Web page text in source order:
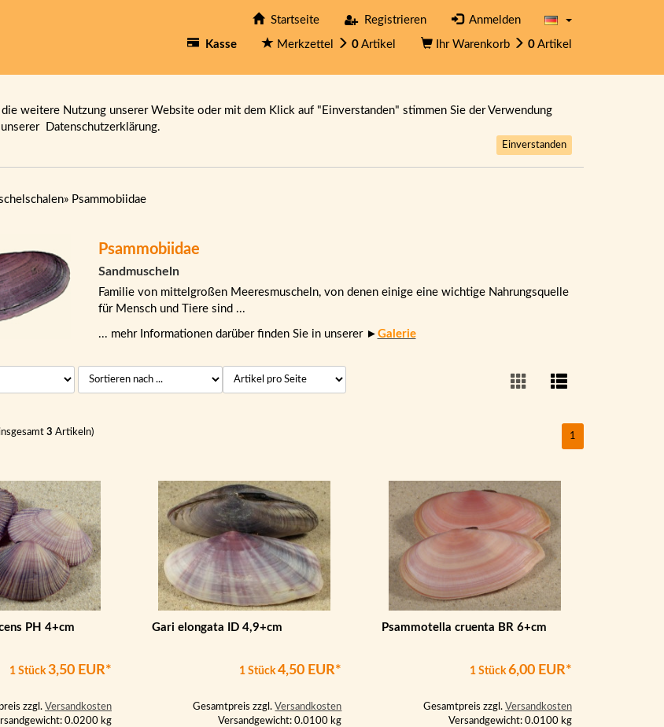
Startseite Registrieren Anmelden
Kasse Merkzettel 0 Artikel Ihr Warenkorb 0 Artikel
weitere Nutzung unserer Website oder mit dem Klick auf "Einverstanden" stimmen Sie der Verwendung
Datenschutzerklärung.
Einverstanden
» Psammobiidae
Psammobiidae
Sandmuscheln
Familie von mittelgroßen Meeresmuscheln, von denen einige eine wichtige Nahrungsquelle
für Mensch und Tiere sind ...
... mehr Informationen darüber finden Sie in unserer ► Galerie
3 Artikeln) 1
PH 4+cm
1 Stück3,50 EUR*
zzgl. Versandkosten
0.0200 kg
Gari elongata ID 4,9+cm
1 Stück4,50 EUR*
Gesamtpreis zzgl.Versandkosten
Versandgewicht: 0.0100 kg
Psammotella cruenta BR 6+cm
1 Stück6,00 EUR*
Gesamtpreis zzgl. Versandkosten
Versandgewicht: 0.0100 kg